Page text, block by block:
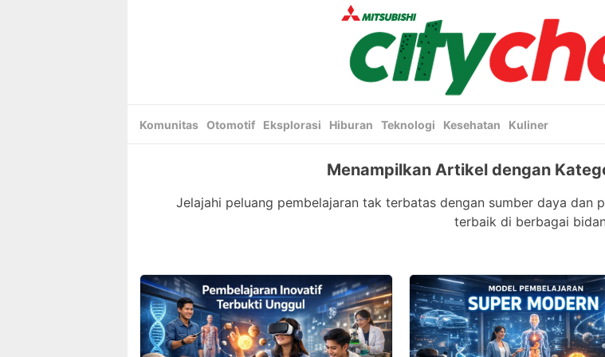
Komunitas Otomotif Eksplorasi Hiburan Teknologi Kesehatan Kuliner
Menampilkan Artikel dengan
Jelajahi peluang pembelajaran tak terbatas dengan sumber daya dan
terbaik di berbagai